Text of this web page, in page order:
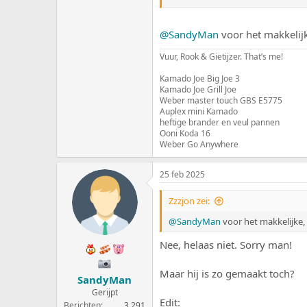
Bekijk bijlage 31773
PS. Ik rond de grammen niet af,
Tenzij
hier anders over
@SandyMan voor het
Vuur, Rook & Gietijzer. That’s me!
Kamado Joe Big Joe 3
Kamado Joe Grill Joe
Weber master touch GBS E5775
Auplex mini Kamado
heftige brander en veul pannen
Ooni Koda 16
Weber Go Anywhere
SandyMan
Gerijpt
25 feb 2025
Zzzjon zei:
@SandyMan voor het
Nee, helaas niet. Sorry man!
Maar hij is zo gemaakt toch?
Edit: